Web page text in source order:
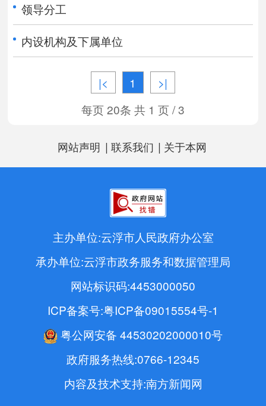
领导分工
内设机构及下属单位
|< 1
>|
每页 20条 共 1 页 / 3
网站声明 | 联系我们 | 关于本网
主办单位:云浮市人民政府办公室
承办单位:云浮市政务服务和数据管理局
网站标识码:4453000050
ICP备案号:粤ICP备09015554号-1
粤公网安备 44530202000010号
政府服务热线:0766-12345
内容及技术支持:南方新闻网